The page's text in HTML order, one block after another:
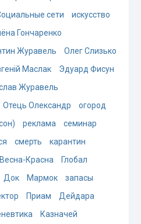
сети
искусство
Гончаренко
Журавель
Олег Слизько
Маслак
Эдуард Фисун
Журавель
Отець Олександр
огород
реклама
семинар
смерть
карантин
Весна-Красна
Глобал
Док Мармок
запасы
Приам
Дейдара
Казначей